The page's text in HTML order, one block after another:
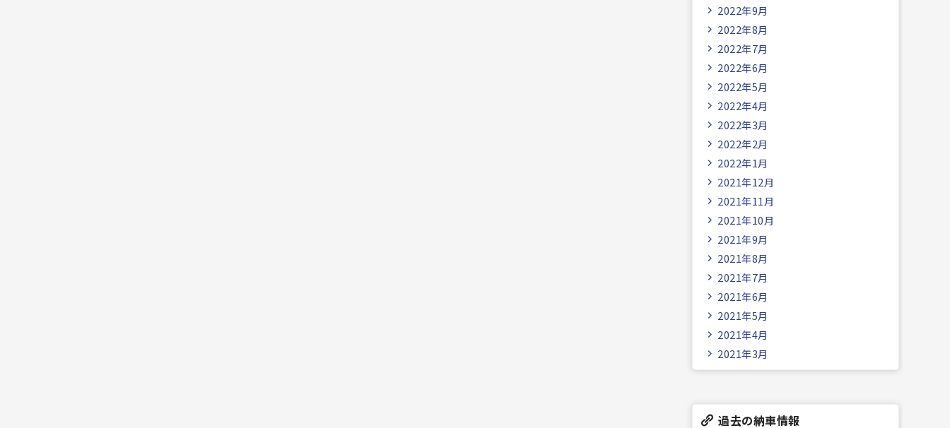
2022年9月
2022年8月
2022年7月
2022年6月
2022年5月
2022年4月
2022年3月
2022年2月
2022年1月
2021年12月
2021年11月
2021年10月
2021年9月
2021年8月
2021年7月
2021年6月
2021年5月
2021年4月
2021年3月
過去の納車情報